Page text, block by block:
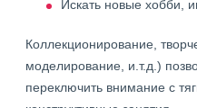
Искать новые хобби,
Коллекционирование,
моделирование, и.т.д.)
переключить внимание с